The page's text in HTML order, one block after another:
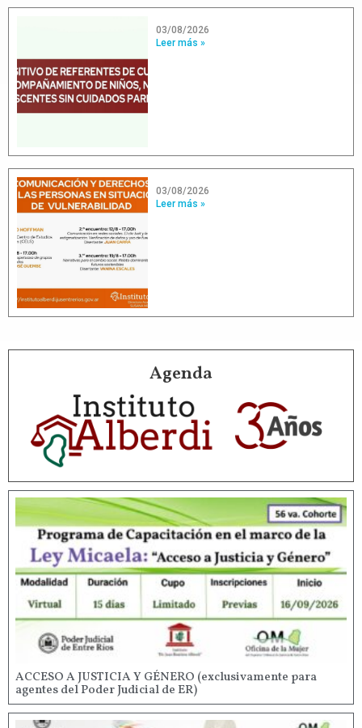
03/08/2026
Leer más »
03/08/2026
Leer más »
Agenda
ACCESO A JUSTICIA Y GÉNERO (exclusivamente para
agentes del Poder Judicial de ER)